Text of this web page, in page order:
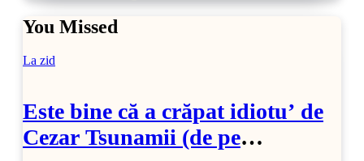
You Missed
La zid
Este bine că a crăpat idiotu’ de
Cezar Tsunamii (de pe